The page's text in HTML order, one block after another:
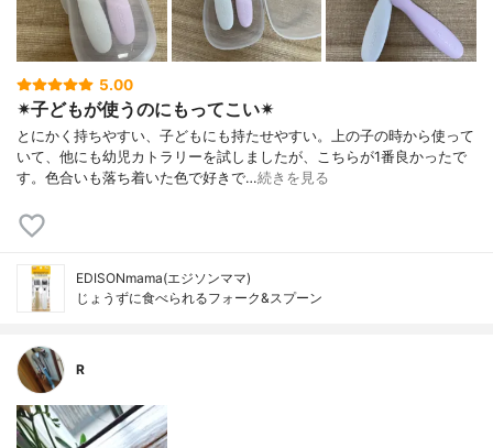
5.00
✴︎子どもが使うのにもってこい✴︎
とにかく持ちやすい、子どもにも持たせやすい。上の子の時から使って
いて、他にも幼児カトラリーを試しましたが、こちらが1番良かったで
す。色合いも落ち着いた色で好きで…続きを見る
EDISONmama(エジソンママ)
じょうずに食べられるフォーク&スプーン
R